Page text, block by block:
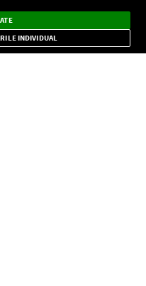
CONFIDENŢIALITATE
×
INDIVIDUAL